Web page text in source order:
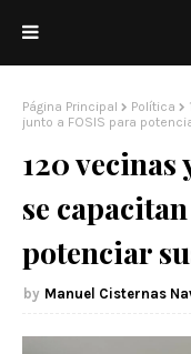
Página Principal Política
junto a FOSIS para
120 vecinas
se
potenciar
Manuel Cisternas